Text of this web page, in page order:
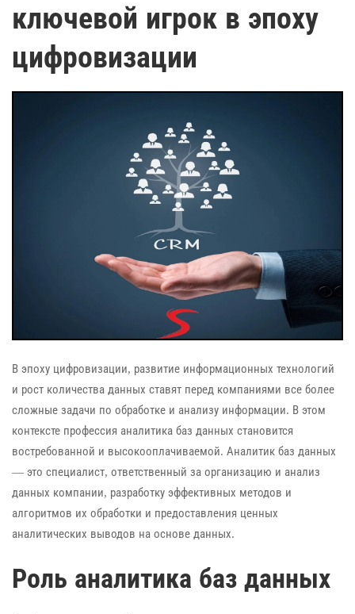
ключевой игрок в эпоху
цифровизации
В эпоху цифровизации, развитие информационных технологий
и рост количества данных ставят перед компаниями все более
сложные задачи по обработке и анализу информации. В этом
контексте профессия аналитика баз данных становится
востребованной и высокооплачиваемой. Аналитик баз данных
— это специалист, ответственный за организацию и анализ
данных компании, разработку эффективных методов и
алгоритмов их обработки и предоставления ценных
аналитических выводов на основе данных.
Роль аналитика баз данных